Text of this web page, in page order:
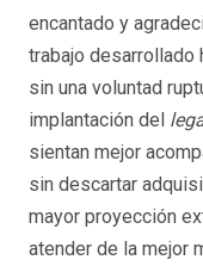
encantado y
trabajo
sin una voluntad
implantación del
sientan mejor
sin descartar
mayor proyección
atender de la mejor